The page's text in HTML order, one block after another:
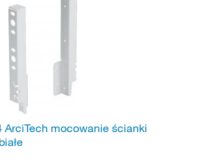
ArciTech mocowanie ścianki